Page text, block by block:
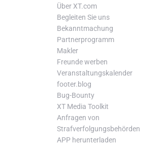
Über XT.com
Begleiten Sie uns
Bekanntmachung
Partnerprogramm
Makler
Freunde werben
Veranstaltungskalender
footer.blog
Bug-Bounty
XT Media Toolkit
Anfragen von
Strafverfolgungsbehörden
APP herunterladen